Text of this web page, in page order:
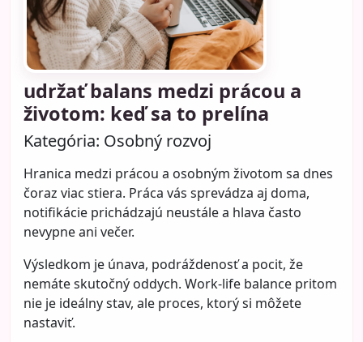
udržať balans medzi prácou a
životom: keď sa to prelína
Kategória: Osobný rozvoj
Hranica medzi prácou a osobným životom sa dnes
čoraz viac stiera. Práca vás sprevádza aj doma,
notifikácie prichádzajú neustále a hlava často
nevypne ani večer.
Výsledkom je únava, podráždenosť a pocit, že
nemáte skutočný oddych. Work-life balance pritom
nie je ideálny stav, ale proces, ktorý si môžete
nastaviť.